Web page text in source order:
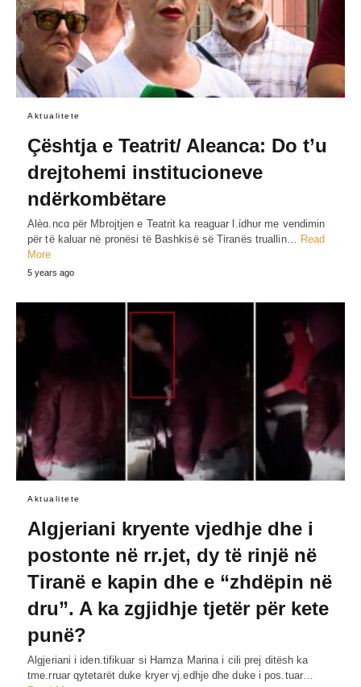
Aktualitete
Çështja e Teatrit/ Aleanca: Do t’u
drejtohemi institucioneve
ndërkombëtare
Alèɑ.ncɑ për Mbrojtjen e Teatrit ka reaguar l.ίdhυr me vendimin
për të kaluar në pronësi të Bashkisë së Tiranës truallin…
Read
More
5 years ago
Aktualitete
Algjeriani kryente vjedhje dhe i
postonte në rr.jet, dy të rinjë në
Tiranë e kapin dhe e “zhdëpin në
dru”. A ka zgjidhje tjetër për kete
punë?
Algjeriani i iden.tifikuar si Hamza Marina i cili prej ditësh ka
tme.rruar qytetarët duke kryer vj.edhje dhe duke i pos.tuar…